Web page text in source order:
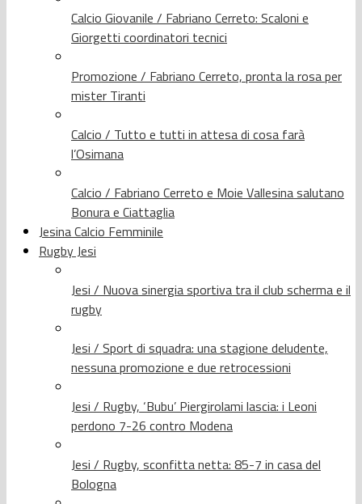
Calcio Giovanile / Fabriano Cerreto: Scaloni e
Giorgetti coordinatori tecnici
Promozione / Fabriano Cerreto, pronta la rosa per
mister Tiranti
Calcio / Tutto e tutti in attesa di cosa farà
l’Osimana
Calcio / Fabriano Cerreto e Moie Vallesina salutano
Bonura e Ciattaglia
Jesina Calcio Femminile
Rugby Jesi
Jesi / Nuova sinergia sportiva tra il club scherma e il
rugby
Jesi / Sport di squadra: una stagione deludente,
nessuna promozione e due retrocessioni
Jesi / Rugby, ‘Bubu’ Piergirolami lascia: i Leoni
perdono 7-26 contro Modena
Jesi / Rugby, sconfitta netta: 85-7 in casa del
Bologna